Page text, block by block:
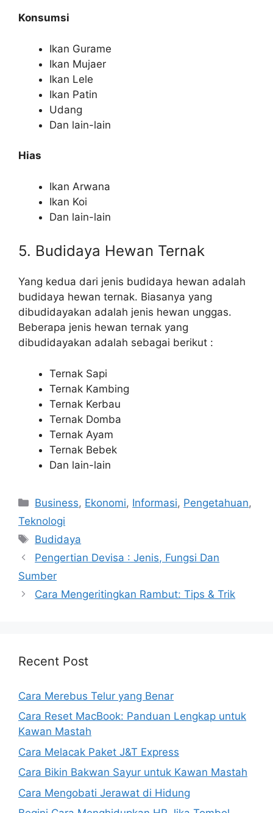
Konsumsi
Ikan Gurame
Ikan Mujaer
Ikan Lele
Ikan Patin
Udang
Dan lain-lain
Hias
Ikan Arwana
Ikan Koi
Dan lain-lain
5. Budidaya Hewan Ternak
Yang kedua dari jenis budidaya hewan adalah
budidaya hewan ternak. Biasanya yang
dibudidayakan adalah jenis hewan unggas.
Beberapa jenis hewan ternak yang
dibudidayakan adalah sebagai berikut :
Ternak Sapi
Ternak Kambing
Ternak Kerbau
Ternak Domba
Ternak Ayam
Ternak Bebek
Dan lain-lain
Kategori
Business, Ekonomi, Informasi, Pengetahuan,
Teknologi
Tag
Budidaya
Pengertian Devisa : Jenis, Fungsi Dan
Sumber
Cara Mengeritingkan Rambut: Tips & Trik
Recent Post
Cara Merebus Telur yang Benar
Cara Reset MacBook: Panduan Lengkap untuk
Kawan Mastah
Cara Melacak Paket J&T Express
Cara Bikin Bakwan Sayur untuk Kawan Mastah
Cara Mengobati Jerawat di Hidung